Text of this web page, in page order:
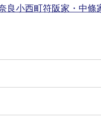
良小西町符阪家・中條